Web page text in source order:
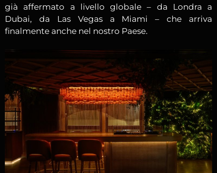
già affermato a livello globale – da Londra a
Dubai, da Las Vegas a Miami – che arriva
finalmente anche nel nostro Paese.